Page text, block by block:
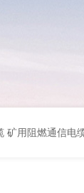
阻燃屏蔽计算机电缆ZR-DJYPVP 2*2*0.75 ZR-